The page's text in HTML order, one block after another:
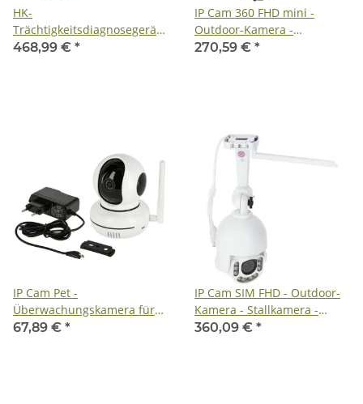
HK-
Trächtigkeitsdiagnosegerät
für Pferde - inkl. Lieferung
468,99 € *
IP Cam 360 FHD mini -
Outdoor-Kamera -
Stallkamera -
270,59 € *
IP Cam Pet -
Überwachungskamera für
Haustiere -
67,89 € *
IP Cam SIM FHD - Outdoor-
Kamera - Stallkamera -
Tierüberwachungskamera
360,09 € *